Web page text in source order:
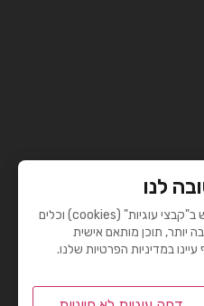
לנו
לידיעתכם, באתר זה נעשה שימוש ב"קבצי עוגיות" (cookies) וכלים
יותר, תוכן מותאם אישית
במדיניות הפרטיות שלנו.